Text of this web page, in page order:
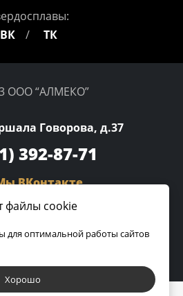
ВК
ТК
ООО “АЛМЕКО”
Говорова, д.37
392-87-71
ВКонтакте
файлы cookie
оптимальной работы сайтов
Хорошо